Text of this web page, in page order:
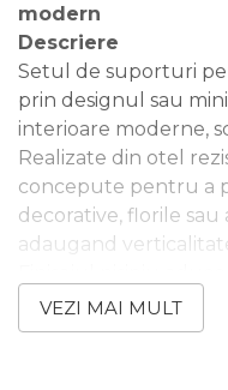
modern
Descriere
Setul de suporturi
prin designul sau
interioare moderne,
Realizate din otel
concepute pentru a
decorative, florile
adaugand
de integrat in orice
Specificatii
VEZI MAI MULT